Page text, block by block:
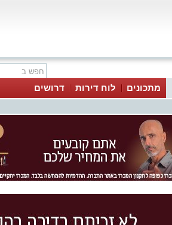
מתכונים לוח דירות דרושים